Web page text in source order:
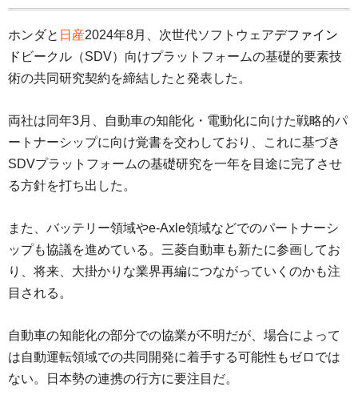
ホンダと 日産2024年8月、次世代ソフトウェアデファイン
ド ビークル（SDV）向けプラットフォームの基礎的要素技
術の共同研究契約を締結したと発表した。
両社は同年3月、自動車の知能化・電動化に向けた戦略的パ
ートナーシップに向け覚書を交わしており、これに基づき
SDVプラットフォームの基礎研究を一年を目途に完了させ
る方針を打ち出した。
また、バッテリー領域やe-Axle領域などでのパートナーシ
ップも協議を進めている。三菱自動車も新たに参画してお
り、将来、大掛かりな業界再編につながっていくのかも注
目される。
自動車の知能化の部分での協業が不明だが、場合によって
は自動運転領域での共同開発に着手する可能性もゼロでは
ない。日本勢の連携の行方に要注目だ。